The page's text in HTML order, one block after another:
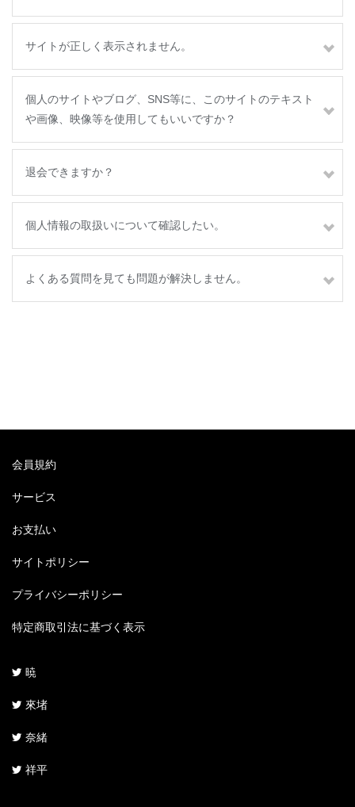
サイトが正しく表示されません。
個人のサイトやブログ、SNS等に、このサイトのテキスト
や画像、映像等を使用してもいいですか？
退会できますか？
個人情報の取扱いについて確認したい。
よくある質問を見ても問題が解決しません。
会員規約
サービス
お支払い
サイトポリシー
プライバシーポリシー
特定商取引法に基づく表示
暁
來堵
奈緒
祥平